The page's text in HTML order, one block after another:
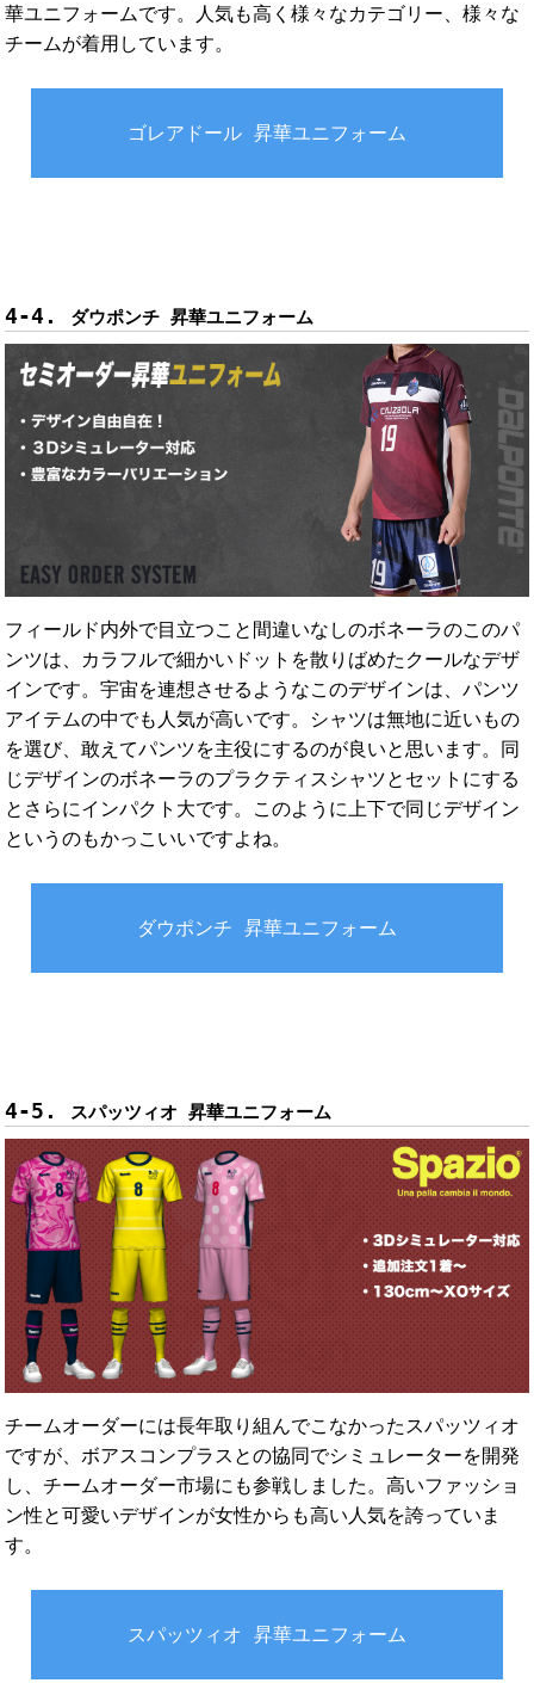
華ユニフォームです。人気も高く様々なカテゴリー、様々な
チームが着用しています。
ゴレアドール 昇華ユニフォーム
ダウポンチ 昇華ユニフォーム
フィールド内外で目立つこと間違いなしのボネーラのこのパ
ンツは、カラフルで細かいドットを散りばめたクールなデザ
インです。宇宙を連想させるようなこのデザインは、パンツ
アイテムの中でも人気が高いです。シャツは無地に近いもの
を選び、敢えてパンツを主役にするのが良いと思います。同
じデザインのボネーラのプラクティスシャツとセットにする
とさらにインパクト大です。このように上下で同じデザイン
というのもかっこいいですよね。
ダウポンチ 昇華ユニフォーム
スパッツィオ 昇華ユニフォーム
チームオーダーには長年取り組んでこなかったスパッツィオ
ですが、ボアスコンプラスとの協同でシミュレーターを開発
し、チームオーダー市場にも参戦しました。高いファッショ
ン性と可愛いデザインが女性からも高い人気を誇っていま
す。
スパッツィオ 昇華ユニフォーム